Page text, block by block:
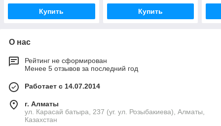
Купить Купить
О нас
Рейтинг не сформирован
Менее 5 отзывов за последний год
Работает с 14.07.2014
г. Алматы
ул. Карасай батыра, 237 (уг. ул. Розыбакиева), Алматы,
Казахстан